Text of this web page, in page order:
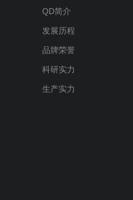
QD简介
发展历程
品牌荣誉
科研实力
生产实力